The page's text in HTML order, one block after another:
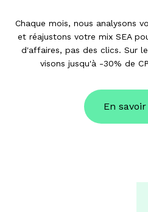
Chaque mois, nous analysons
et réajustons votre mix SEA
d'affaires, pas des clics. Sur
visons jusqu'à -30% de
En